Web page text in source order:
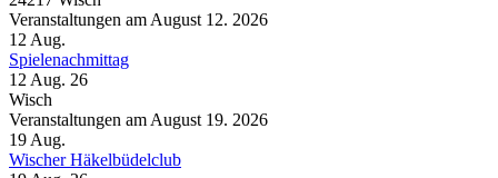
Veranstaltungen am August 12. 2026
12 Aug.
Spielenachmittag
12 Aug. 26
Wisch
Veranstaltungen am August 19. 2026
19 Aug.
Wischer Häkelbüdelclub